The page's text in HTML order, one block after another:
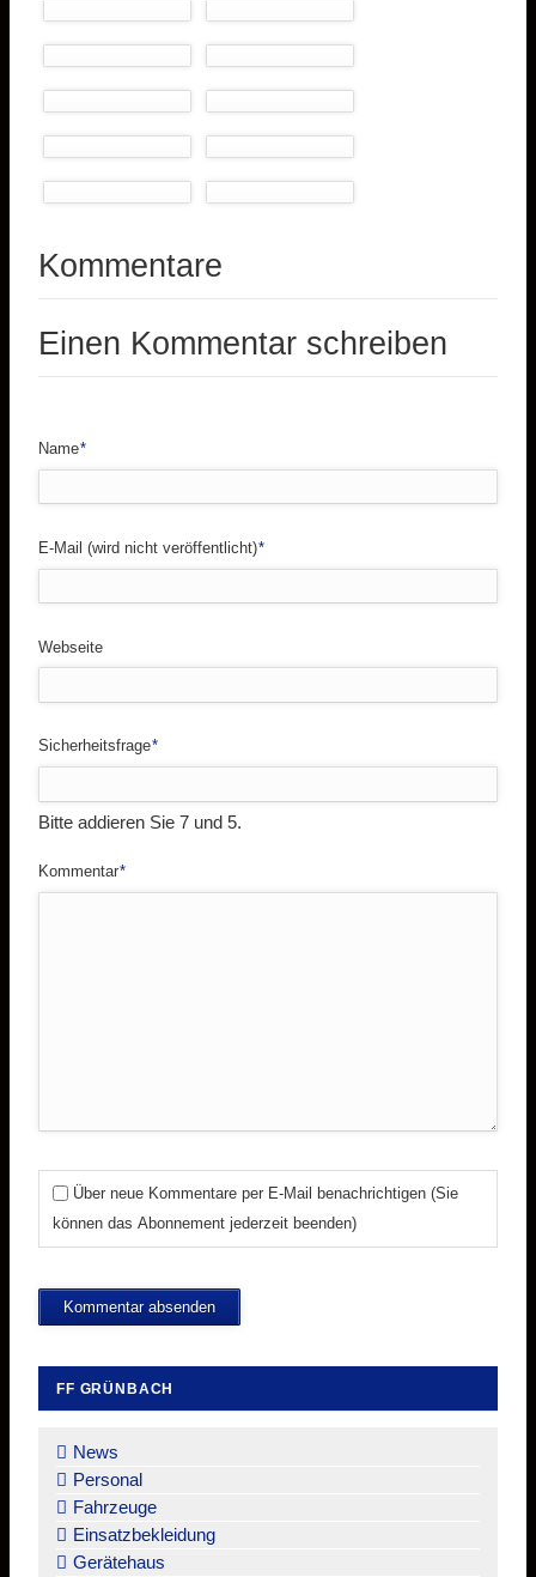
Kommentare
Einen Kommentar schreiben
Pflichtfeld
Name*
Pflichtfeld
E-Mail (wird nicht veröffentlicht)*
Webseite
Pflichtfeld
Sicherheitsfrage*
Bitte addieren Sie 7 und 5.
Pflichtfeld
Kommentar*
Über neue Kommentare per E-Mail benachrichtigen (Sie
können das Abonnement jederzeit beenden)
Kommentar absenden
FF GRÜNBACH
überspringen
News
Personal
Fahrzeuge
Einsatzbekleidung
Gerätehaus